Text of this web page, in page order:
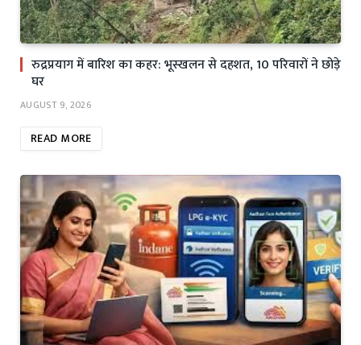
रुद्रप्रयाग में बारिश का कहर: भूस्खलन से दहशत, 10 परिवारों ने छोड़े
घर
AUGUST 9, 2026
READ MORE